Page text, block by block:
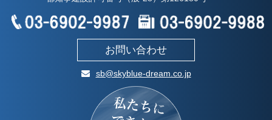
お問い合わせ
sb@skyblue-dream.co.jp